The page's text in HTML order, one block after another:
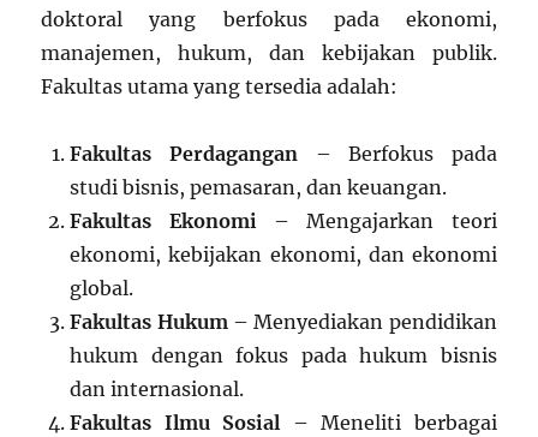
doktoral yang berfokus pada ekonomi,
manajemen, hukum, dan kebijakan publik.
Fakultas utama yang tersedia adalah:
Fakultas Perdagangan– Berfokus pada
studi bisnis, pemasaran, dan keuangan.
Fakultas Ekonomi– Mengajarkan teori
ekonomi, kebijakan ekonomi, dan ekonomi
global.
Fakultas Hukum– Menyediakan pendidikan
hukum dengan fokus pada hukum bisnis
dan internasional.
Fakultas Ilmu Sosial – Meneliti berbagai